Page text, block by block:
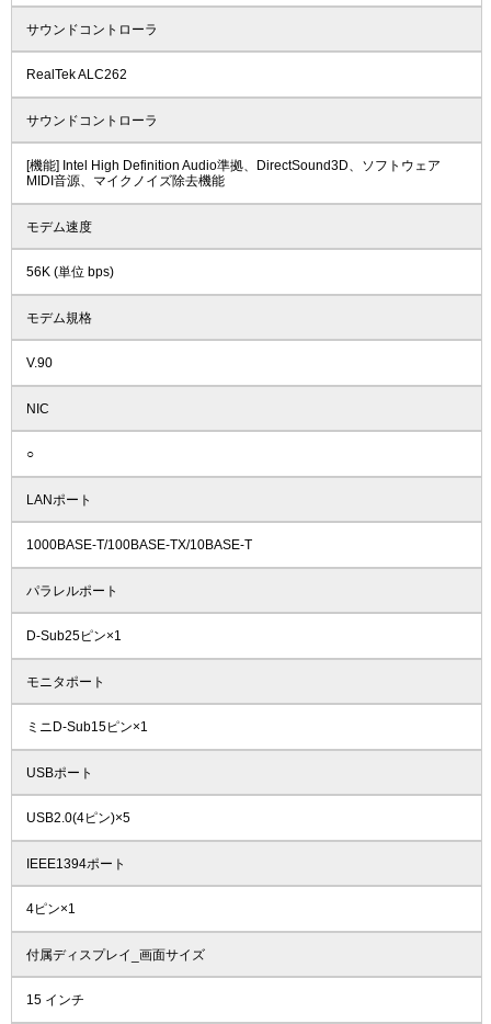
サウンドコントローラ
RealTek ALC262
サウンドコントローラ
[機能] Intel High Definition Audio準拠、DirectSound3D、ソフトウェア
MIDI音源、マイクノイズ除去機能
モデム速度
56K (単位 bps)
モデム規格
V.90
NIC
○
LANポート
1000BASE-T/100BASE-TX/10BASE-T
パラレルポート
D-Sub25ピン×1
モニタポート
ミニD-Sub15ピン×1
USBポート
USB2.0(4ピン)×5
IEEE1394ポート
4ピン×1
付属ディスプレイ_画面サイズ
15 インチ